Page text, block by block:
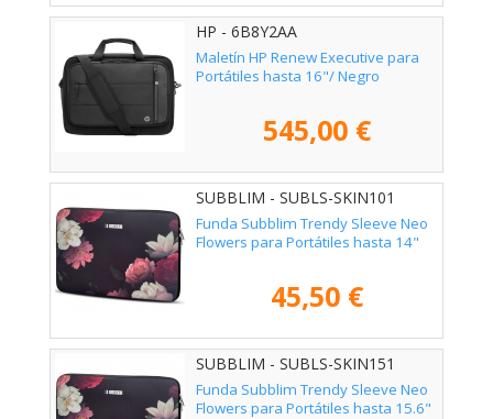
HP - 6B8Y2AA
Maletín HP Renew Executive para
Portátiles hasta 16"/ Negro
545,00 €
SUBBLIM - SUBLS-SKIN101
Funda Subblim Trendy Sleeve Neo
Flowers para Portátiles hasta 14"
45,50 €
SUBBLIM - SUBLS-SKIN151
Funda Subblim Trendy Sleeve Neo
Flowers para Portátiles hasta 15.6"